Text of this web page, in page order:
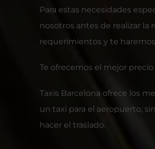
Para estas necesidades
nosotros antes de realizar la
requerimientos y te
Te ofrecemos el mejor
Taxis Barcelona ofrece los
un taxi para el aeropuerto,
hacer el traslado.